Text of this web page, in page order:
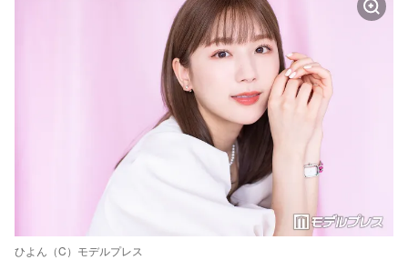
ひよん（C）モデルプレス